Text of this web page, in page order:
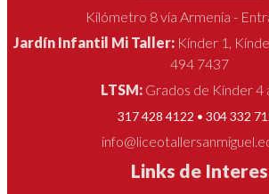
Kilómetro 8 vía Armenia -
Jardín Infantil Mi Taller: Kínder 1,
494 7437
LTSM: Grados de Kínder 4
317 428 4122 • 304 332
Links de Interes